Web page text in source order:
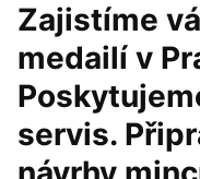
Zajistíme
medailí v
servis.